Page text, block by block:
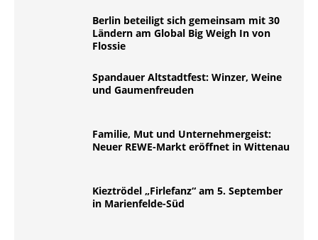
Berlin beteiligt sich gemeinsam mit 30
Ländern am Global Big Weigh In von
Flossie
Spandauer Altstadtfest: Winzer, Weine
und Gaumenfreuden
Familie, Mut und Unternehmergeist:
Neuer REWE-Markt eröffnet in Wittenau
Kieztrödel „Firlefanz“ am 5. September
in Marienfelde-Süd